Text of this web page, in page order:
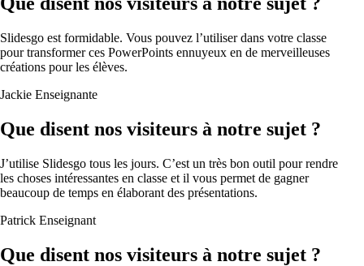
Slidesgo est formidable. Vous pouvez l’utiliser dans votre classe
pour transformer ces PowerPoints ennuyeux en de merveilleuses
créations pour les élèves.
Jackie Enseignante
Que disent nos visiteurs à notre sujet ?
J’utilise Slidesgo tous les jours. C’est un très bon outil pour rendre
les choses intéressantes en classe et il vous permet de gagner
beaucoup de temps en élaborant des présentations.
Patrick Enseignant
Que disent nos visiteurs à notre sujet ?